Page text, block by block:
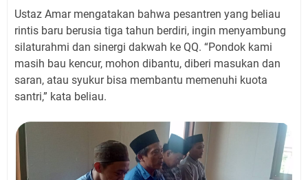
Ustaz Amar mengatakan bahwa pesantren yang beliau
rintis baru berusia tiga tahun berdiri, ingin menyambung
silaturahmi dan sinergi dakwah ke QQ. “Pondok kami
masih bau kencur, mohon dibantu, diberi masukan dan
saran, atau syukur bisa membantu memenuhi kuota
santri,” kata beliau.